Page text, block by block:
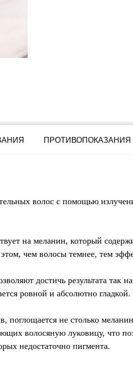
ПРОТИВОПОКАЗАНИЯ
волос с помощью
на меланин, который
чем волосы темнее, тем
достичь результата так
ровной и абсолютно гладкой.
не столько
волосяную луковицу, что
недостаточно пигмента.